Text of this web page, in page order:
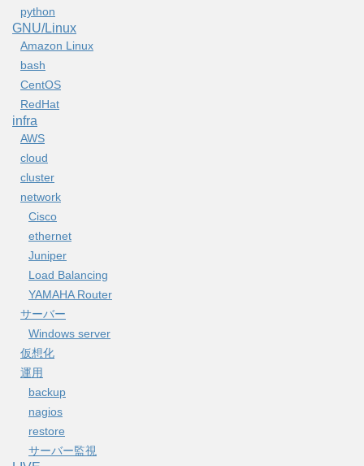
python
GNU/Linux
Amazon Linux
bash
CentOS
RedHat
infra
AWS
cloud
cluster
network
Cisco
ethernet
Juniper
Load Balancing
YAMAHA Router
サーバー
Windows server
仮想化
運用
backup
nagios
restore
サーバー監視